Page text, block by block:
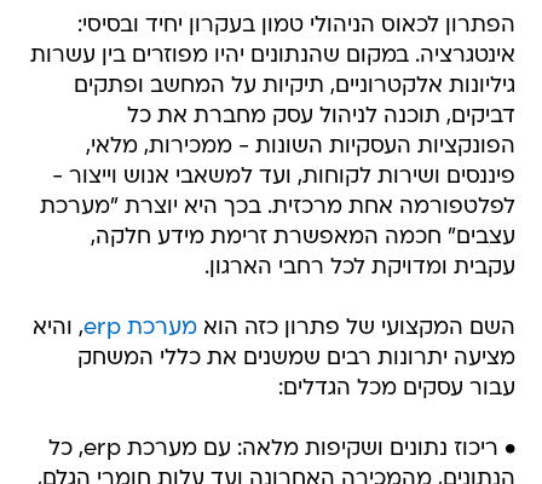
הפתרון לכאוס הניהולי טמון בעקרון יחיד ובסיסי:
אינטגרציה. במקום שהנתונים יהיו מפוזרים בין עשרות
גיליונות אלקטרוניים, תיקיות על המחשב ופתקים
דביקים, תוכנה לניהול עסק מחברת את כל
הפונקציות העסקיות השונות - ממכירות, מלאי,
פיננסים ושירות לקוחות, ועד למשאבי אנוש וייצור -
לפלטפורמה אחת מרכזית. בכך היא יוצרת "מערכת
עצבים" חכמה המאפשרת זרימת מידע חלקה,
עקבית ומדויקת לכל רחבי הארגון.
השם המקצועי של פתרון כזה הואמערכת erp
, והיא
מציעה יתרונות רבים שמשנים את כללי המשחק
עבור עסקים מכל הגדלים:
• ריכוז נתונים ושקיפות מלאה: עם מערכת erp, כל